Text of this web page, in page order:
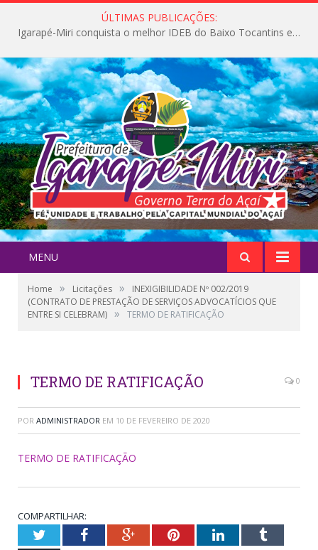
ÚLTIMAS PUBLICAÇÕES:
Igarapé-Miri conquista o melhor IDEB do Baixo Tocantins e avança na qualidade da educação pública
MENU
Home » Licitações »
INEXIGIBILIDADE Nº 002/2019
(CONTRATO DE PRESTAÇÃO DE SERVIÇOS ADVOCATÍCIOS QUE
ENTRE SI CELEBRAM) » TERMO DE RATIFICAÇÃO
TERMO DE RATIFICAÇÃO 0
POR ADMINISTRADOR EM 10 DE FEVEREIRO DE 2020
TERMO DE RATIFICAÇÃO
COMPARTILHAR:
TwitterFacebookGoogle+PinterestLinkedInTumblr